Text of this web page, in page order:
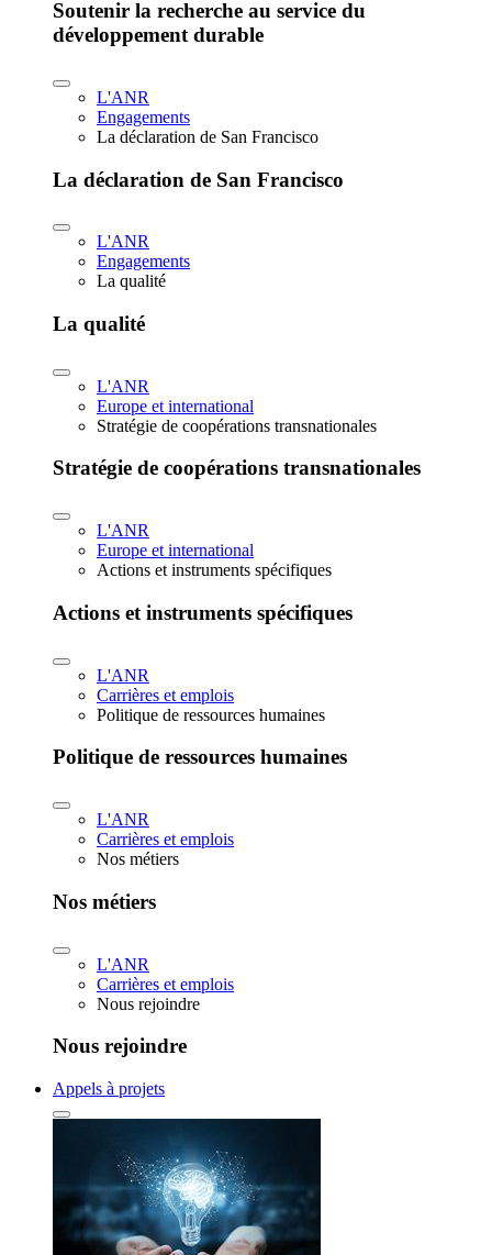
Soutenir la recherche au service du
développement durable
L'ANR
Engagements
La déclaration de San Francisco
La déclaration de San Francisco
L'ANR
Engagements
La qualité
La qualité
L'ANR
Europe et international
Stratégie de coopérations transnationales
Stratégie de coopérations transnationales
L'ANR
Europe et international
Actions et instruments spécifiques
Actions et instruments spécifiques
L'ANR
Carrières et emplois
Politique de ressources humaines
Politique de ressources humaines
L'ANR
Carrières et emplois
Nos métiers
Nos métiers
L'ANR
Carrières et emplois
Nous rejoindre
Nous rejoindre
Appels à projets